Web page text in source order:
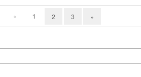
« 1 2 3 »